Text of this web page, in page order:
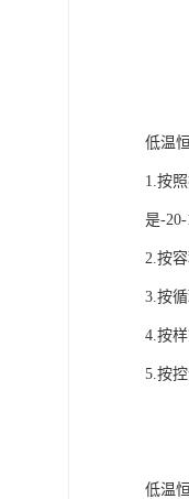
低温
1.按
是-
2.按
3.按
4.按
5.按
低温